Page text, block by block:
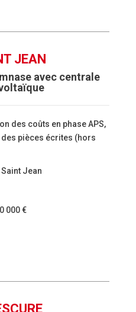
JEAN
avec centrale
des coûts en phase APS,
des pièces écrites (hors
Jean
000 €